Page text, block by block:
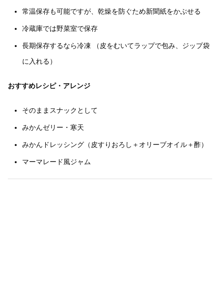
常温保存も可能ですが、乾燥を防ぐため新聞紙をかぶせる
冷蔵庫では野菜室で保存
長期保存するなら冷凍 （皮をむいてラップで包み、ジップ袋
に入れる）
おすすめレシピ・アレンジ
そのままスナックとして
みかんゼリー・寒天
みかんドレッシング（皮すりおろし＋オリーブオイル＋酢）
マーマレード風ジャム